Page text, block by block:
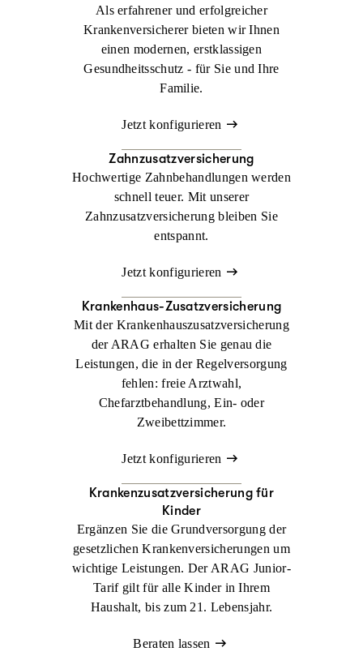
Als erfahrener und erfolgreicher
Krankenversicherer bieten wir Ihnen
einen modernen, erstklassigen
Gesundheitsschutz - für Sie und Ihre
Familie.
Jetzt konfigurieren
Zahnzusatzversicherung
Hochwertige Zahnbehandlungen werden
schnell teuer. Mit unserer
Zahnzusatzversicherung bleiben Sie
entspannt.
Jetzt konfigurieren
Krankenhaus-Zusatzversicherung
Mit der Krankenhauszusatzversicherung
der ARAG erhalten Sie genau die
Leistungen, die in der Regelversorgung
fehlen: freie Arztwahl,
Chefarztbehandlung, Ein- oder
Zweibettzimmer.
Jetzt konfigurieren
Krankenzusatz­versicherung für
Kinder
Ergänzen Sie die Grundversorgung der
gesetzlichen Krankenversicherungen um
wichtige Leistungen. Der ARAG Junior-
Tarif gilt für alle Kinder in Ihrem
Haushalt, bis zum 21. Lebensjahr.
Beraten lassen